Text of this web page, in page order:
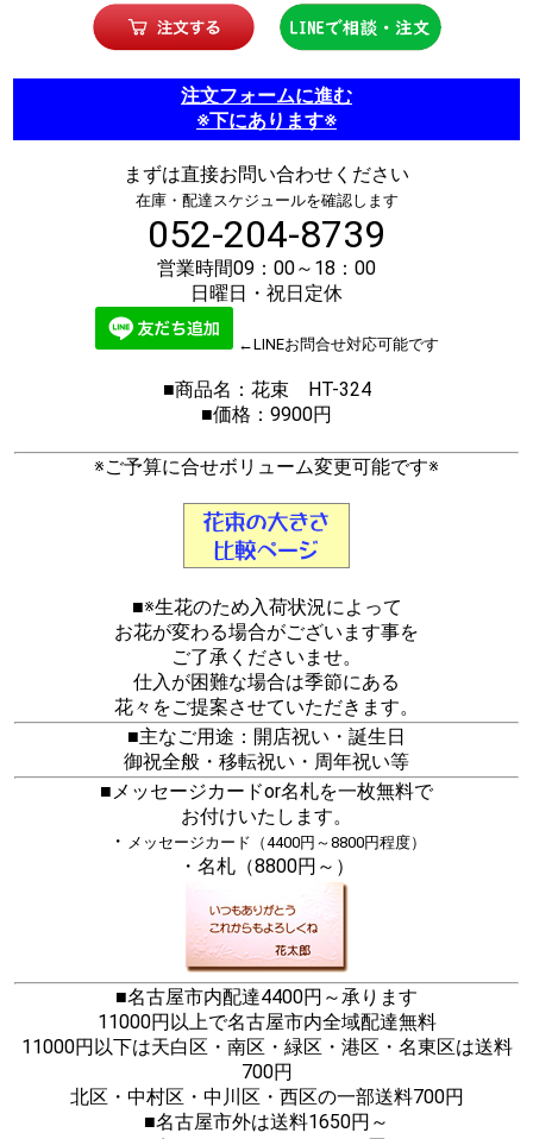
注文フォームに進む
※下にあります※
まずは直接お問い合わせください
在庫・配達スケジュールを確認します
052-204-8739
営業時間09：00～18：00
日曜日・祝日定休
←LINEお問合せ対応可能です
■商品名：花束 HT-324
■価格：9900円
※ご予算に合せボリューム変更可能です※
■※生花のため入荷状況によって
お花が変わる場合がございます事を
ご了承くださいませ。
仕入が困難な場合は季節にある
花々をご提案させていただきます。
■主なご用途：開店祝い・誕生日
御祝全般・移転祝い・周年祝い等
■メッセージカードor名札を一枚無料で
お付けいたします。
・ メッセージカード（4400円～8800円程度）
・名札（8800円～）
■名古屋市内配達4400円～承ります
11000円以上で名古屋市内全域配達無料
11000円以下は天白区・南区・緑区・港区・名東区は送料
700円
北区・中村区・中川区・西区の一部送料700円
■名古屋市外は送料1650円～